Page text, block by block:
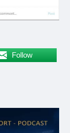
Follow